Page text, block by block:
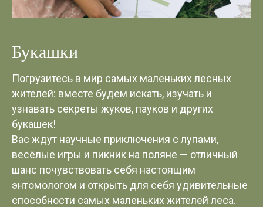
Букашки
Погрузитесь в мир самых маленьких лесных
жителей: вместе будем искать, изучать и
узнавать секреты жуков, пауков и других
букашек!
Вас ждут научные приключения с лупами,
весёлые игры и пикник на поляне — отличный
шанс почувствовать себя настоящим
энтомологом и открыть для себя удивительные
способности самых маленьких жителей леса.